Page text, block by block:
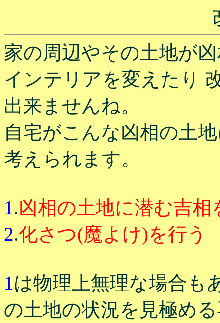
家の周辺やその土地が
インテリアを変えたり
出来ませんね。
自宅がこんな凶相の土
考えられます。
1.凶相の土地に潜む吉
2.化さつ(魔よけ)を行う
1は物理上無理な場合も
の土地の状況を見極め